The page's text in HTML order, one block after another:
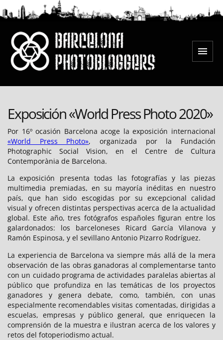
al
Menú
Exposición «World Press Photo 2020»
Por 16º ocasión Barcelona acoge la exposición internacional
«World Press Photo», organizada por la Fundación
Photographic Social Vision, en el Centre de Cultura
Contemporània de Barcelona.
La exposición presenta todas las fotografías y las piezas
multimedia premiadas, en su mayoría inéditas en nuestro
país, que han sido escogidas por su excepcional calidad
visual y ofrecen distintas perspectivas acerca de la actualidad
global. Este año, tres fotógrafos españoles figuran entre los
galardonados: los barceloneses Ricard García Vilanova y
Ramón Espinosa, y el sevillano Antonio Pizarro Rodríguez.
La experiencia de Barcelona va siempre más allá de la mera
observación de las obras ganadoras al complementarse tanto
con un cuidado programa de actividades paralelas abiertas al
público que profundiza en las temáticas de los proyectos
ganadores y genera debate, como, también, con unas
especialmente recomendables visitas comentadas, dirigidas a
escuelas, empresas y público general, que enriquecen la
comprensión de la muestra e ilustran acerca de los valores y
retos del fotoperiodismo actual.